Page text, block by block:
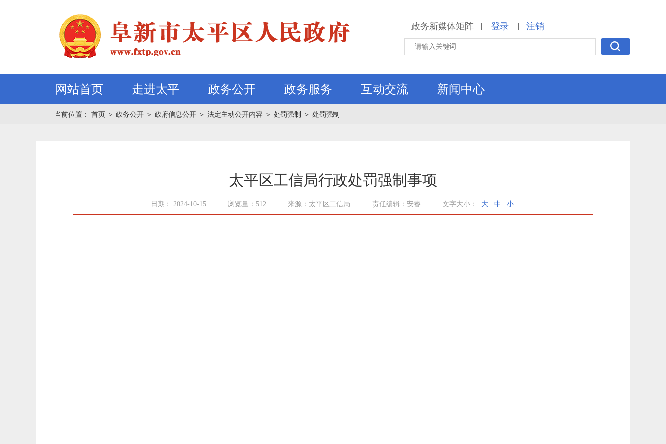
政务新媒体矩阵 | 登录 | 注销
网站首页 走进太平 政务公开 政务服务 互动交流 新闻中心
当前位置： 首页 ＞ 政务公开 ＞ 政府信息公开 ＞ 法定主动公开内容 ＞ 处罚强制 ＞ 处罚强制
太平区工信局行政处罚强制事项
日期： 2024-10-15 浏览量：512 来源：太平区工信局 责任编辑：安睿 文字大小： 大 中 小